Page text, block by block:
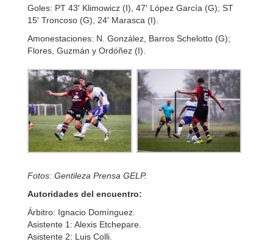
Goles: PT 43′ Klimowicz (I), 47′ López García (G); ST
15′ Troncoso (G), 24′ Marasca (I).
Amonestaciones: N. González, Barros Schelotto (G);
Flores, Guzmán y Ordóñez (I).
Fotos: Gentileza Prensa GELP.
Autoridades del encuentro:
Árbitro: Ignacio Domínguez.
Asistente 1: Alexis Etchepare.
Asistente 2: Luis Colli.